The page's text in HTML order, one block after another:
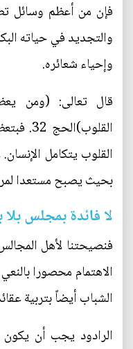
فإن من أعظم وسائل
والتجديد في حياته
وإحياء شعائره.
قال تعالى: (ومن
القلوب يتكامل
بحيث يصبح مستعدا
لا فائدة بمجلس بلا
فنصيحتنا لأهل
الاهتمام محصورا
الشباب أيضاً بتربية
الرادود يجب أن يكون